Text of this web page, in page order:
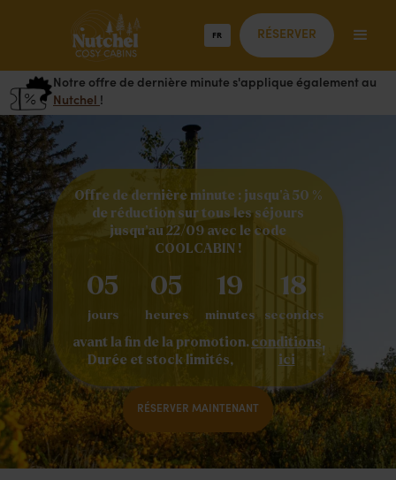
FR RÉSERVER
Notre offre de dernière minute s'applique également au
Nutchel !
Offre de dernière minute : jusqu'à 50 %
de réduction sur tous les séjours
jusqu'au 22/09 avec le code
COOLCABIN !
05 05 19 18
jours heures minutes secondes
avant la fin de la promotion.
Durée et stock limités,
conditions
ici
!
RÉSERVER MAINTENANT